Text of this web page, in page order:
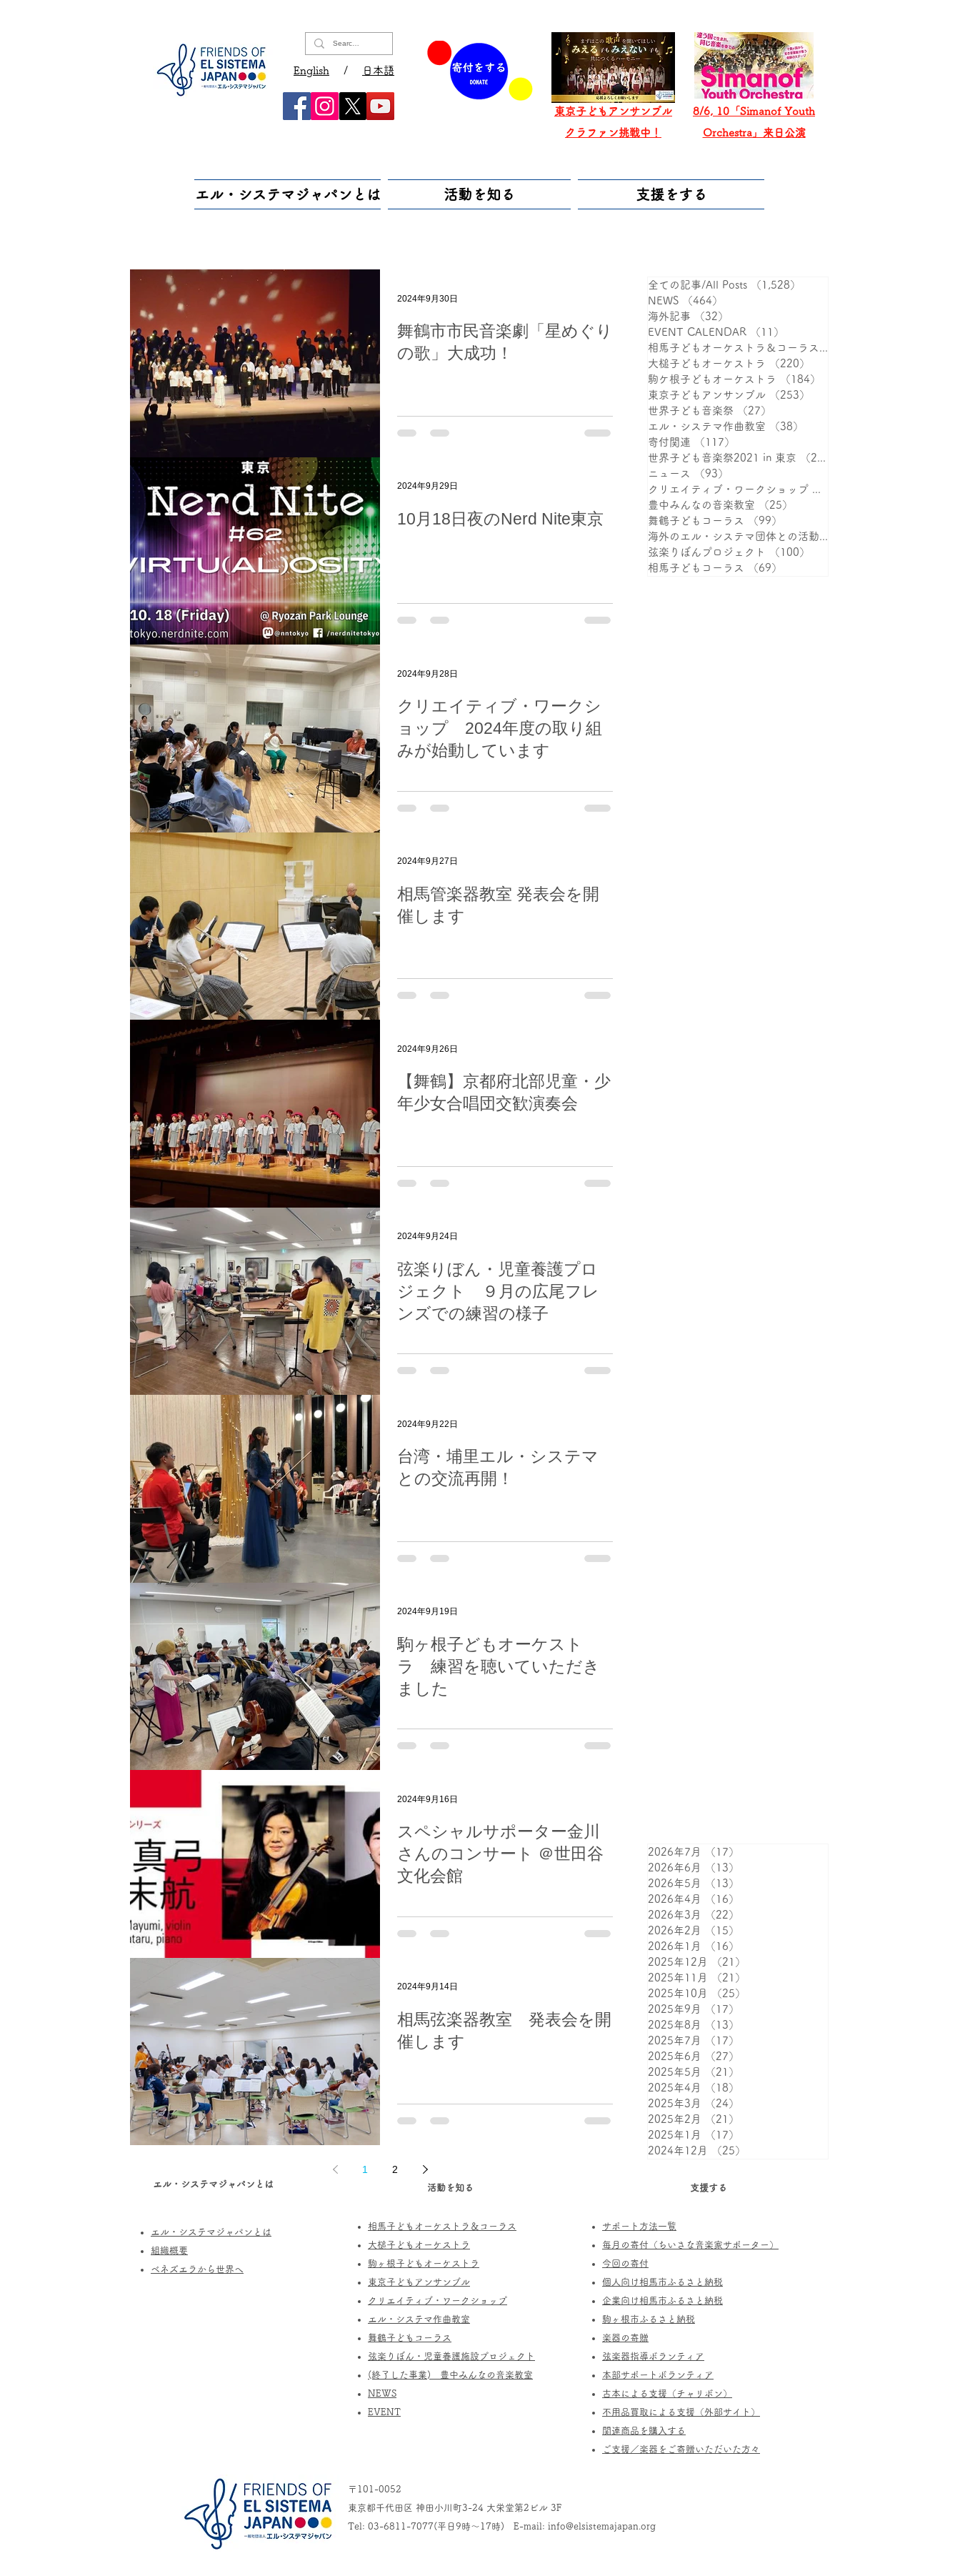
English / 日本語
東京子どもアンサンブル
​クラファン挑戦中！
8/6, 10「Simanof Youth
Orchestra」来日公演
エル・システマジャパンとは 活動を知る 支援をする
舞鶴市市民音楽劇「星めぐり
の歌」大成功！
2024年9月30日
10月18日夜のNerd Nite東京
2024年9月29日
クリエイティブ・ワークシ
ョップ 2024年度の取り組
みが始動しています
2024年9月28日
相馬管楽器教室 発表会を開
催します
2024年9月27日
【舞鶴】京都府北部児童・少
年少女合唱団交歓演奏会
2024年9月26日
弦楽りぼん・児童養護プロ
ジェクト ９月の広尾フレ
ンズでの練習の様子
2024年9月24日
台湾・埔里エル・システマ
との交流再開！
2024年9月22日
駒ヶ根子どもオーケスト
ラ 練習を聴いていただき
ました
2024年9月19日
スペシャルサポーター金川
さんのコンサート ＠世田谷
文化会館
2024年9月16日
相馬弦楽器教室 発表会を開
催します
2024年9月14日
1 2
全ての記事/All Posts （1,528）
NEWS
（464）
海外記事
（32）
EVENT CALENDAR
（11）
相馬子どもオーケストラ＆コーラス（387）
大槌子どもオーケストラ
（220）
駒ケ根子どもオーケストラ
（184）
東京子どもアンサンブル
（253）
世界子ども音楽祭
（27）
エル・システマ作曲教室
（38）
寄付関連
（117）
世界子ども音楽祭2021 in 東京
（25）
ニュース
（93）
クリエイティブ・ワークショップ （38）
豊中みんなの音楽教室
（25）
舞鶴子どもコーラス
（99）
海外のエル・システマ団体との活動（15）
弦楽りぼんプロジェクト
（100）
相馬子どもコーラス
（69）
2026年7月 （17）
2026年6月
（13）
2026年5月
（13）
2026年4月
（16）
2026年3月
（22）
2026年2月
（15）
2026年1月
（16）
2025年12月
（21）
2025年11月
（21）
2025年10月
（25）
2025年9月
（17）
2025年8月
（13）
2025年7月
（17）
2025年6月
（27）
2025年5月
（21）
2025年4月
（18）
2025年3月
（24）
2025年2月
（21）
2025年1月
（17）
2024年12月
（25）
エル・システマジャパンとは
エル・システマジャパンとは
​組織概要
​ベネズエラから世界へ
活動を知る
相馬子どもオーケストラ＆コーラス
​大槌子どもオーケストラ
駒ヶ根子どもオーケストラ
​東京子どもアンサンブル
​クリエイティブ・ワークショップ
エル・システマ作曲教室
​舞鶴子どもコーラス
​​弦楽りぼん・児童養護施設プロジェクト
(終了した事業) ​豊中みんなの音楽教室
​NEWS
​EVENT
支援する
サポート方法一覧
​毎月の寄付（ちいさな音楽家サポーター）
今回の寄付
個人向け相馬市ふるさと納税
企業向け相馬市ふるさと納税
駒ヶ根市ふるさと納税
楽器の寄贈
​弦楽器指導ボランティア
​本部サポートボランティア
​古本による支援（チャリボン）
不用品買取による支援（外部サイト）
関連商品を購入する
​ご支援／楽器をご寄贈いただいた方々
〒101-0052
東京都千代田区 神田小川町3-24 大栄堂第2ビル 3F
Tel: 03-6811-7077(平日9時～17時) E-mail: info@elsistemajapan.org